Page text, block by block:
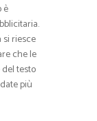
è
riesce
che le
testo
più